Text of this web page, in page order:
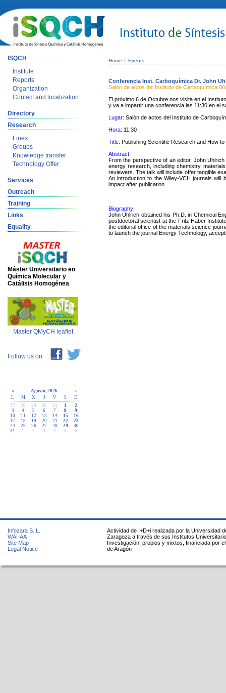
ISQCH
Institute
Reports
Organization
Contact and localization
Directory
Research
Lines
Groups
Knowledge transfer
Technology Offer
Services
Outreach
Training
Links
Equality
Máster Universitario en
Química Molecular y
Catálisis Homogénea
Master QMyCH leaflet
Follow us on
« Agosto, 2026
»
L
M X J V S
D
27
28 29 30 31 1
2
3
4 5 6 7 8
9
10
11 12 13 14 15
16
17
18 19 20 21 22
23
24
25 26 27 28 29
30
31
1 2 3 4 5 6
Home > Events
Conferencia Inst. Carboquímica Dr. John
Salón de actos del Instituto de Carboquímica
El próximo 6 de Octubre nos visita en el
y va a impartir una conferencia las 11:30 en el
Lugar: Salón de actos del Instituto de
Hora: 11:30
Title: Publishing Scientific Research and How
Abstract:
From the perspective of an editor, John
energy research, including chemistry,
reviewers. The talk will include offer tangible
An introduction to the Wiley-VCH journals will
impact after publication.
Biography:
John Uhlrich obtained his Ph.D. in Chemical
postdoctoral scientist at the Fritz Haber
the editorial office of the materials science
to launch the journal Energy Technology,
Infozara S. L.
WAI-AA
Site Map
Legal Notice
Actividad de I+D+i realizada por la Universidad
Zaragoza a través de sus Institutos
Investigación, propios y mixtos, financiada por
de Aragón